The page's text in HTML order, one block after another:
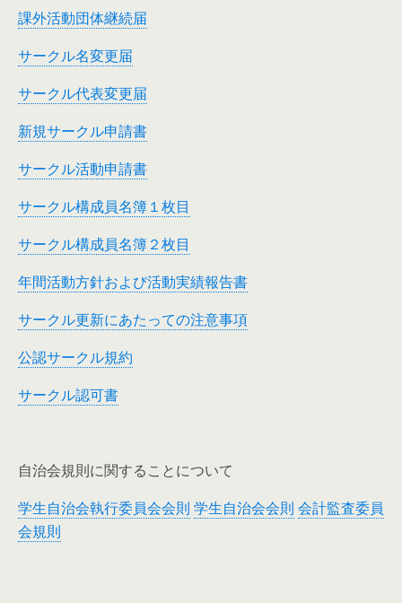
課外活動団体継続届
サークル名変更届
サークル代表変更届
新規サークル申請書
サークル活動申請書
サークル構成員名簿１枚目
サークル構成員名簿２枚目
年間活動方針および活動実績報告書
サークル更新にあたっての注意事項
公認サークル規約
サークル認可書
自治会規則に関することについて
学生自治会執行委員会会則 学生自治会会則 会計監査委員
会規則